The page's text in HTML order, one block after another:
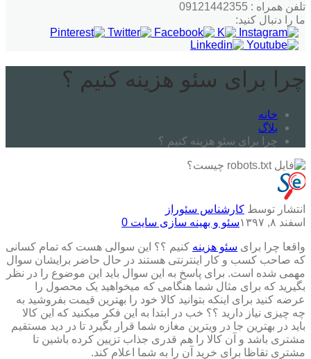
تلفن همراه : 09121442355
ما را دنبال کنید:
چرا برای سئو هزینه کنیم ؟
خانه
بلاگ
چرا برای سئو هزینه کنیم ؟
انتشار توسط کارشناس سئوراز
اسفند ۸, ۱۳۹۷
سئو و بهینه سازی سایت
واقعا چرا برای سئو هزینه کنیم ؟؟ این سوالی هست که تمام کسانی
که صاحب کسب و کار اینترنتی هستند در حال حاضر برایشان سوال
مهمی شده است. برای پاسخ به این سوال باید این موضوع را در نظر
بگیرید که برای مثال شما هنگامی که میخواهید یک محصول را
عرضه کنید برای اینکه بتوانید کالا خود را بهترین قیمت بفروشید به
چه چیزی نیاز دارید ؟؟ خب در ابتدا به این فکر میکنید که این کالا
باید در بهترین جا در ویترین مغازه شما قرار بگیرد تا در دید مستقیم
مشتری باشد و آن کالا را هم قدری جذاب تزیین کرده باشین تا
مشتری تقاظا برای خرید آن را به شما اعلام کند.